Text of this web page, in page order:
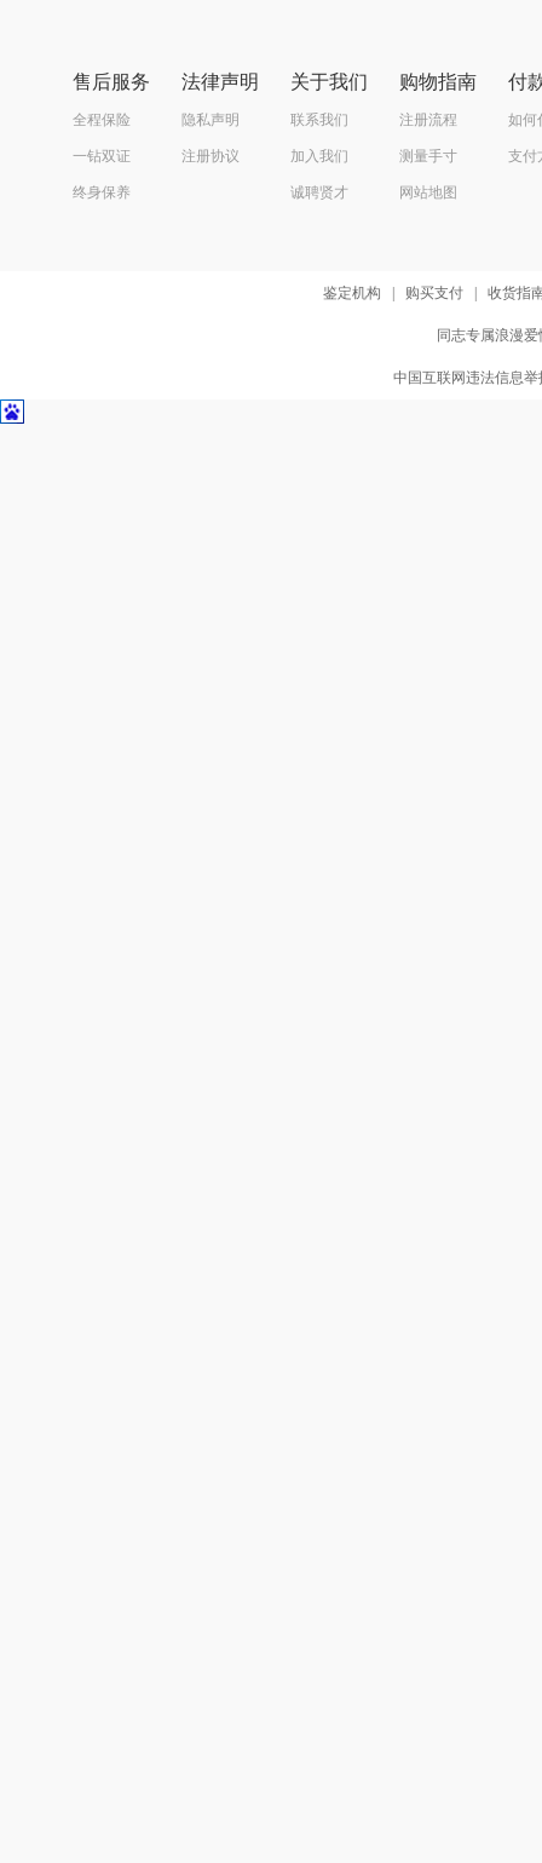
售后服务
全程保险
一钻双证
终身保养
法律声明
隐私声明
注册协议
关于我们
联系我们
加入我们
诚聘贤才
购物指南
注册流程
测量手寸
网站地图
付
如何
支付
鉴定机构 购买支付 收货指
同志专属浪漫
中国互联网违法信息